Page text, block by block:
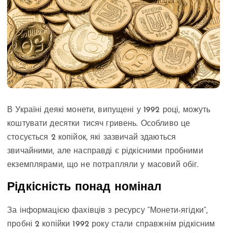
В Україні деякі монети, випущені у 1992 році, можуть
коштувати десятки тисяч гривень. Особливо це
стосується 2 копійок, які зазвичай здаються
звичайними, але насправді є рідкісними пробними
екземплярами, що не потрапляли у масовий обіг.
Рідкісність понад номінал
За інформацією фахівців з ресурсу “Монети-ягідки”,
пробні 2 копійки 1992 року стали справжнім рідкісним